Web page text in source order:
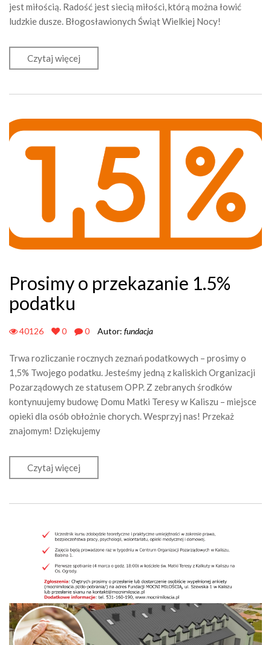
jest miłością. Radość jest siecią miłości, którą można łowić
ludzkie dusze. Błogosławionych Świąt Wielkiej Nocy!
Czytaj więcej
Prosimy o przekazanie 1.5%
podatku
40126 0 0 Autor: fundacja
Trwa rozliczanie rocznych zeznań podatkowych – prosimy o
1,5% Twojego podatku. Jesteśmy jedną z kaliskich Organizacji
Pozarządowych ze statusem OPP. Z zebranych środków
kontynuujemy budowę Domu Matki Teresy w Kaliszu – miejsce
opieki dla osób obłożnie chorych. Wesprzyj nas! Przekaż
znajomym! Dziękujemy
Czytaj więcej